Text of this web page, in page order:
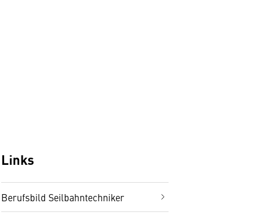
Links
Berufsbild Seilbahntechniker